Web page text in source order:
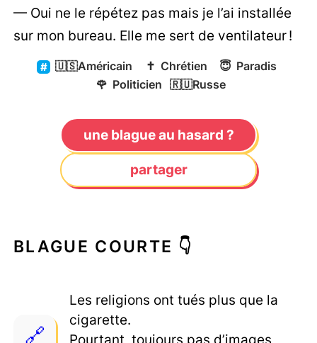
— Oui ne le répétez pas mais je l’ai installée
sur mon bureau. Elle me sert de ventilateur !
🇺🇸Américain ✝️ Chrétien 😇 Paradis
🌹 Politicien 🇷🇺Russe
une blague au hasard ?
partager
BLAGUE COURTE 👇
Les religions ont tués plus que la
cigarette.
Pourtant, toujours pas d’images